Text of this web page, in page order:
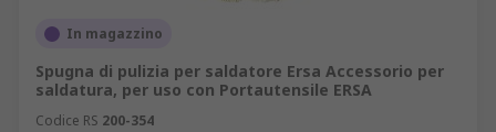
In magazzino
Spugna di pulizia per saldatore Ersa Accessorio per
saldatura, per uso con Portautensile ERSA
Codice RS 200-354